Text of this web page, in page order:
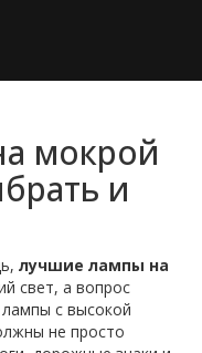
мокрой
и
лучшие лампы на
свет, а вопрос
лампы с высокой
не просто